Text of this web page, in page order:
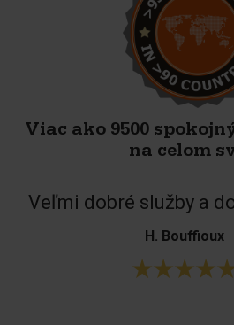
Viac ako 9500
na celom
Veľmi dobré služby a
H. Bouffioux